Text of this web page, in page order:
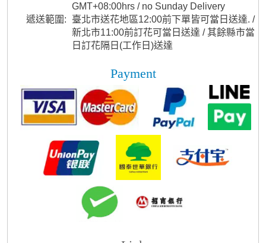
GMT+08:00hrs / no Sunday Delivery
遞送範圍:
臺北市送花地區12:00前下單皆可當日送達. /
新北市11:00前訂花可當日送達 / 其餘縣市當
日訂花隔日(工作日)送達
Payment